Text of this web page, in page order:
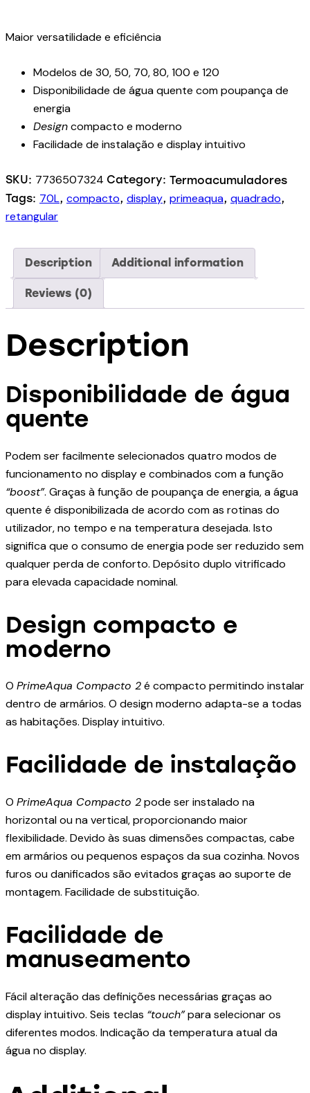
Maior versatilidade e eficiência
Modelos de 30, 50, 70, 80, 100 e 120
Disponibilidade de água quente com poupança de
energia
Designcompacto e moderno
Facilidade de instalação e display intuitivo
SKU: 7736507324 Category: Termoacumuladores
Tags: 70L, compacto, display, primeaqua, quadrado,
retangular
Description Additional information
Reviews (0)
Description
Disponibilidade de água
quente
Podem ser facilmente selecionados quatro modos de
funcionamento no display e combinados com a função
“boost”. Graças à função de poupança de energia, a água
quente é disponibilizada de acordo com as rotinas do
utilizador, no tempo e na temperatura desejada. Isto
significa que o consumo de energia pode ser reduzido sem
qualquer perda de conforto. Depósito duplo vitrificado
para elevada capacidade nominal.
Design compacto e
moderno
O PrimeAqua Compacto 2é compacto permitindo instalar
dentro de armários. O design moderno adapta-se a todas
as habitações. Display intuitivo.
Facilidade de instalação
O PrimeAqua Compacto 2pode ser instalado na
horizontal ou na vertical, proporcionando maior
flexibilidade. Devido às suas dimensões compactas, cabe
em armários ou pequenos espaços da sua cozinha. Novos
furos ou danificados são evitados graças ao suporte de
montagem. Facilidade de substituição.
Facilidade de
manuseamento
Fácil alteração das definições necessárias graças ao
display intuitivo. Seis teclas “touch”para selecionar os
diferentes modos. Indicação da temperatura atual da
água no display.